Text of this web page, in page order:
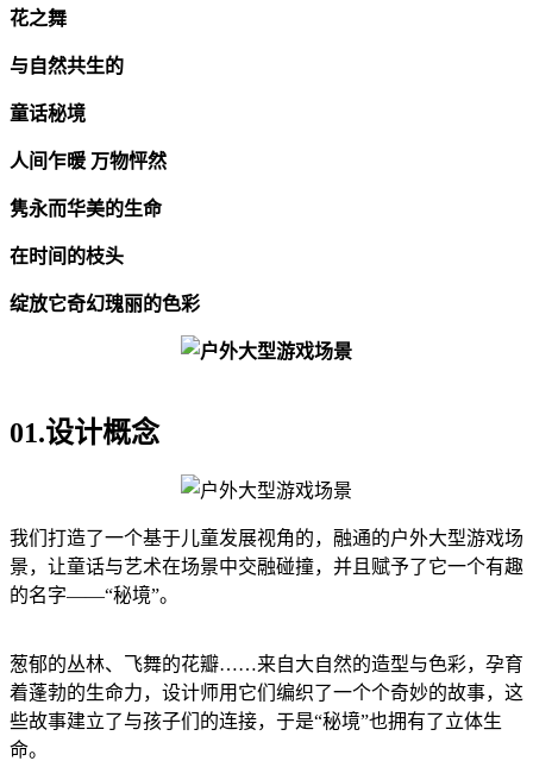
花之舞
与自然共生的
童话秘境
人间乍暖 万物怦然
隽永而华美的生命
在时间的枝头
绽放它奇幻瑰丽的色彩
01.设计概念
我们打造了一个基于儿童发展视角的，融通的户外大型游戏场
景，让童话与艺术在场景中交融碰撞，并且赋予了它一个有趣
的名字——“秘境”。
葱郁的丛林、飞舞的花瓣……来自大自然的造型与色彩，孕育
着蓬勃的生命力，设计师用它们编织了一个个奇妙的故事，这
些故事建立了与孩子们的连接，于是“秘境”也拥有了立体生
命。